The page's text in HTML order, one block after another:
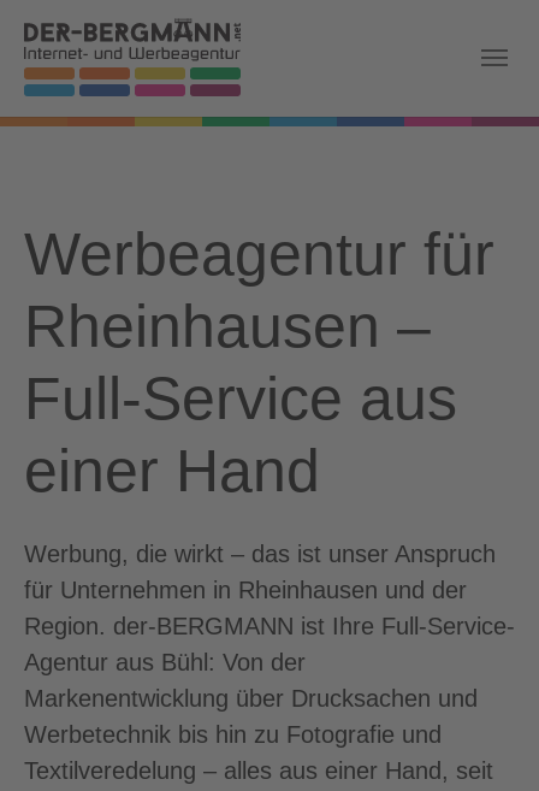
Skip to main navigation
Zum Hauptinhalt springen
Skip to page footer
Werbeagentur für
Rheinhausen –
Full-Service aus
einer Hand
Werbung, die wirkt – das ist unser Anspruch
für Unternehmen in Rheinhausen und der
Region. der-BERGMANN ist Ihre Full-Service-
Agentur aus Bühl: Von der
Markenentwicklung über Drucksachen und
Werbetechnik bis hin zu Fotografie und
Textilveredelung – alles aus einer Hand, seit